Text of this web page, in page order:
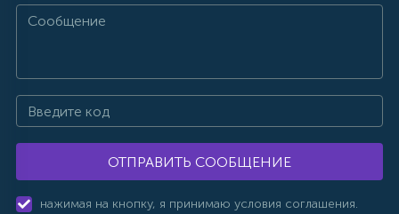
ОТПРАВИТЬ СООБЩЕНИЕ
нажимая на кнопку, я принимаю условия соглашения.